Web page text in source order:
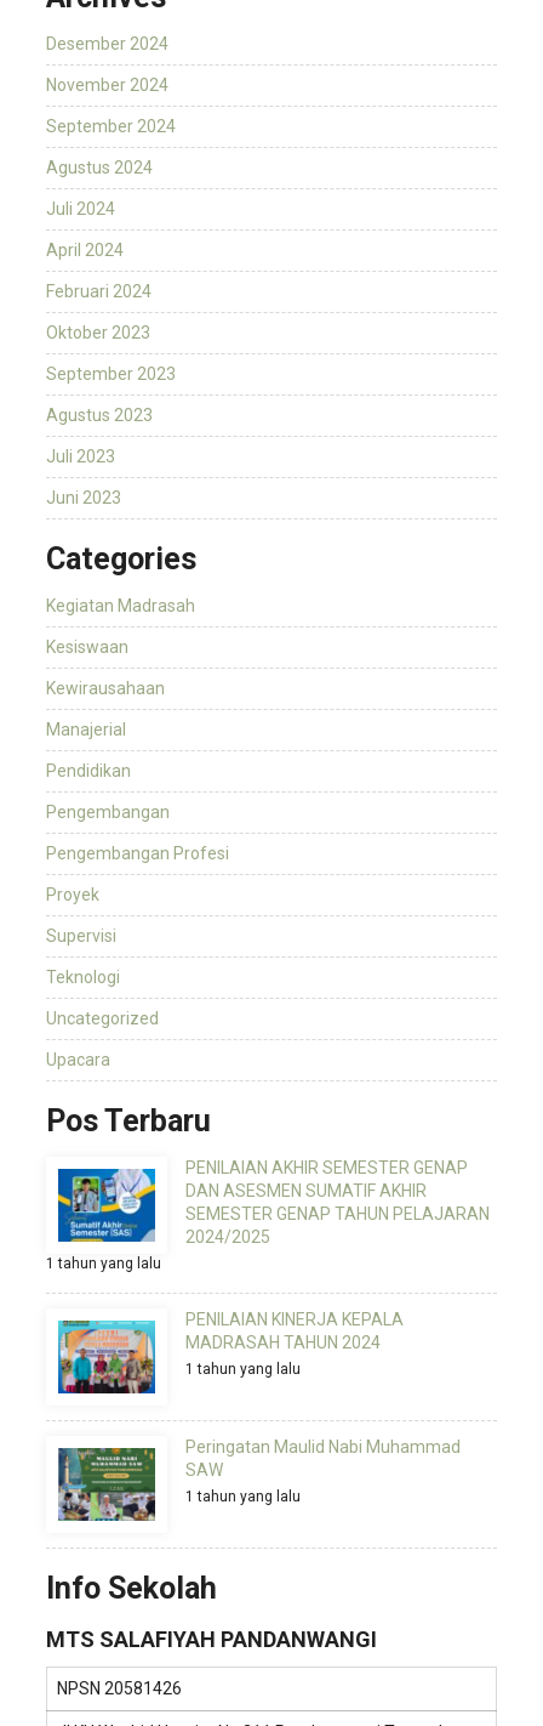
Desember 2024
November 2024
September 2024
Agustus 2024
Juli 2024
April 2024
Februari 2024
Oktober 2023
September 2023
Agustus 2023
Juli 2023
Juni 2023
Categories
Kegiatan Madrasah
Kesiswaan
Kewirausahaan
Manajerial
Pendidikan
Pengembangan
Pengembangan Profesi
Proyek
Supervisi
Teknologi
Uncategorized
Upacara
Pos Terbaru
PENILAIAN AKHIR SEMESTER GENAP
DAN ASESMEN SUMATIF AKHIR
SEMESTER GENAP TAHUN PELAJARAN
2024/2025
1 tahun yang lalu
PENILAIAN KINERJA KEPALA
MADRASAH TAHUN 2024
1 tahun yang lalu
Peringatan Maulid Nabi Muhammad
SAW
1 tahun yang lalu
Info Sekolah
MTS SALAFIYAH PANDANWANGI
NPSN 20581426